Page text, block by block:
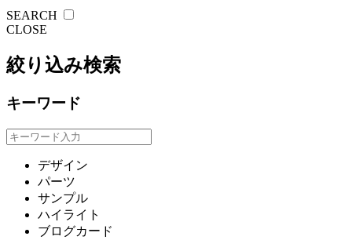
SEARCH
CLOSE
絞り込み検索
キーワード
デザイン
パーツ
サンプル
ハイライト
ブログカード